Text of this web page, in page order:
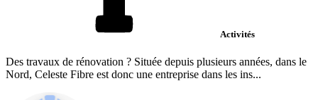
Activités
Des travaux de rénovation ? Située depuis plusieurs années, dans le
Nord, Celeste Fibre est donc une entreprise dans les ins...